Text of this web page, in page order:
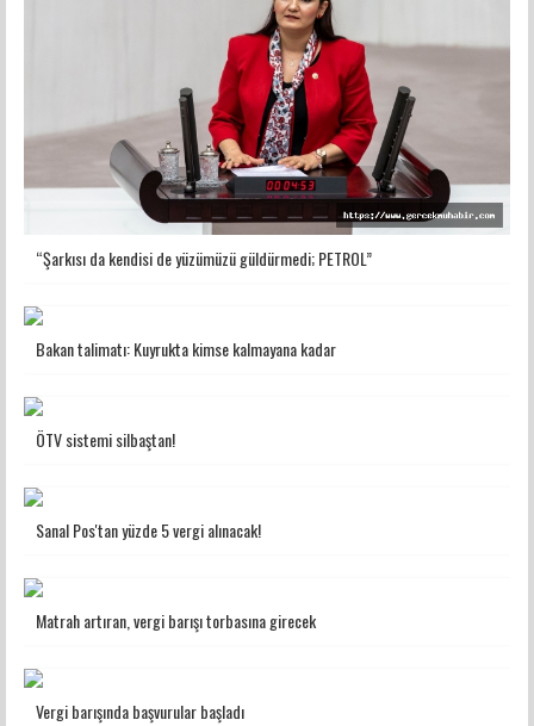
“Şarkısı da kendisi de yüzümüzü güldürmedi; PETROL”
Bakan talimatı: Kuyrukta kimse kalmayana kadar
ÖTV sistemi silbaştan!
Sanal Pos'tan yüzde 5 vergi alınacak!
Matrah artıran, vergi barışı torbasına girecek
Vergi barışında başvurular başladı